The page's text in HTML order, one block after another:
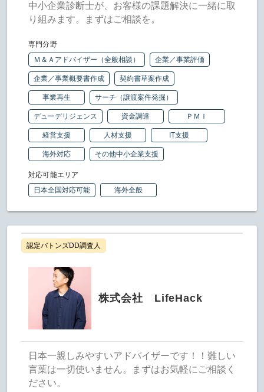
中小企業診断士が、お客様の課題解決に一緒に取
り組みます。まずはご相談を。
専門分野
Ｍ＆Ａアドバイザー（全般相談）
企業／事業評価
企業／事業概要書作成 契約書草案作成
事業再生 サーチ（譲渡案件発掘）
デューデリジェンス 資金調達 ＰＭＩ
経営支援 人材支援 IT支援
海外対応 その他中小企業支援
対応可能エリア
日本全国対応可能
海外全般
認定バトンズDD調査人
株式会社 LifeHack
日本一親しみやすいアドバイザーです！！難しい
言葉は一切使いません。まずはお気軽にご相談く
ださい。